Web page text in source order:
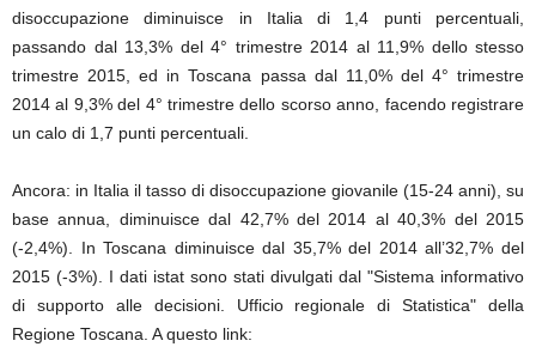
disoccupazione diminuisce in Italia di 1,4 punti percentuali,
passando dal 13,3% del 4° trimestre 2014 al 11,9% dello stesso
trimestre 2015, ed in Toscana passa dal 11,0% del 4° trimestre
2014 al 9,3% del 4° trimestre dello scorso anno, facendo registrare
un calo di 1,7 punti percentuali.
Ancora: in Italia il tasso di disoccupazione giovanile (15-24 anni), su
base annua, diminuisce dal 42,7% del 2014 al 40,3% del 2015
(-2,4%). In Toscana diminuisce dal 35,7% del 2014 all’32,7% del
2015 (-3%). I dati istat sono stati divulgati dal "Sistema informativo
di supporto alle decisioni. Ufficio regionale di Statistica" della
Regione Toscana. A questo link: